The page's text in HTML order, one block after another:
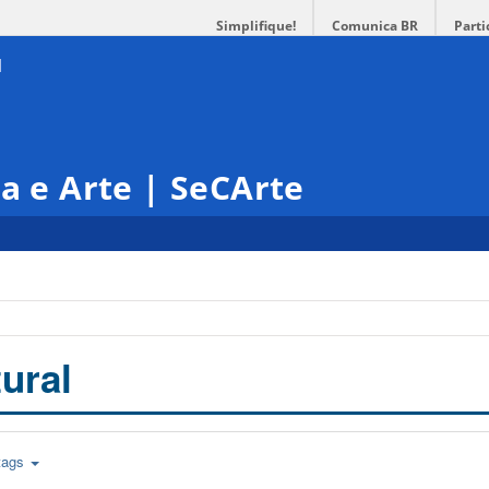
Simplifique! Comunica BR
e Arte | SeCArte